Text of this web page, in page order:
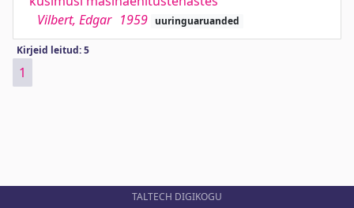
Vilbert, Edgar 1959 uuringuaruanded
Kirjeid leitud: 5
1
TALTECH DIGIKOGU